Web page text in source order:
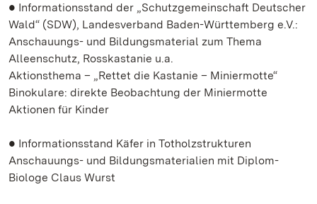
● Informationsstand der „Schutzgemeinschaft Deutscher
Wald“ (SDW), Landesverband Baden-Württemberg e.V.:
Anschauungs- und Bildungsmaterial zum Thema
Alleenschutz, Rosskastanie u.a.
Aktionsthema – „Rettet die Kastanie – Miniermotte“
Binokulare: direkte Beobachtung der Miniermotte
Aktionen für Kinder
● Informationsstand Käfer in Totholzstrukturen
Anschauungs- und Bildungsmaterialien mit Diplom-
Biologe Claus Wurst